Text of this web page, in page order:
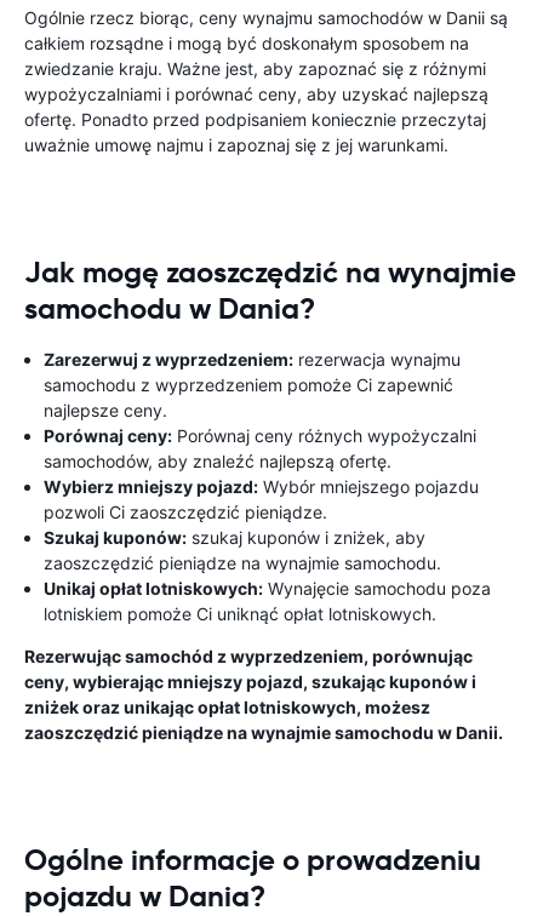
Ogólnie rzecz biorąc, ceny wynajmu samochodów w Danii są
całkiem rozsądne i mogą być doskonałym sposobem na
zwiedzanie kraju. Ważne jest, aby zapoznać się z różnymi
wypożyczalniami i porównać ceny, aby uzyskać najlepszą
ofertę. Ponadto przed podpisaniem koniecznie przeczytaj
uważnie umowę najmu i zapoznaj się z jej warunkami.
Jak mogę zaoszczędzić na wynajmie
samochodu w Dania?
Zarezerwuj z wyprzedzeniem: rezerwacja wynajmu
samochodu z wyprzedzeniem pomoże Ci zapewnić
najlepsze ceny.
Porównaj ceny: Porównaj ceny różnych wypożyczalni
samochodów, aby znaleźć najlepszą ofertę.
Wybierz mniejszy pojazd: Wybór mniejszego pojazdu
pozwoli Ci zaoszczędzić pieniądze.
Szukaj kuponów: szukaj kuponów i zniżek, aby
zaoszczędzić pieniądze na wynajmie samochodu.
Unikaj opłat lotniskowych: Wynajęcie samochodu poza
lotniskiem pomoże Ci uniknąć opłat lotniskowych.
Rezerwując samochód z wyprzedzeniem, porównując
ceny, wybierając mniejszy pojazd, szukając kuponów i
zniżek oraz unikając opłat lotniskowych, możesz
zaoszczędzić pieniądze na wynajmie samochodu w Danii.
Ogólne informacje o prowadzeniu
pojazdu w Dania?